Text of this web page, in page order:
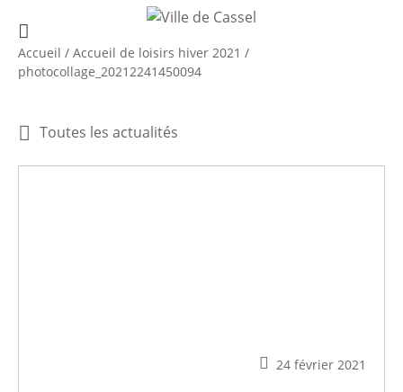
Accueil / Accueil de loisirs hiver 2021 /
photocollage_20212241450094
Toutes les actualités
24 février 2021